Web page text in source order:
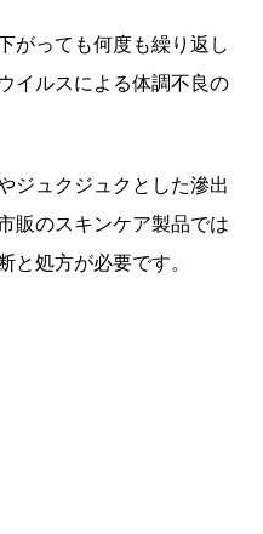
がっても何度も繰り返し
イルスによる体調不良の
ジュクジュクとした滲出
販のスキンケア製品では
と処方が必要です。